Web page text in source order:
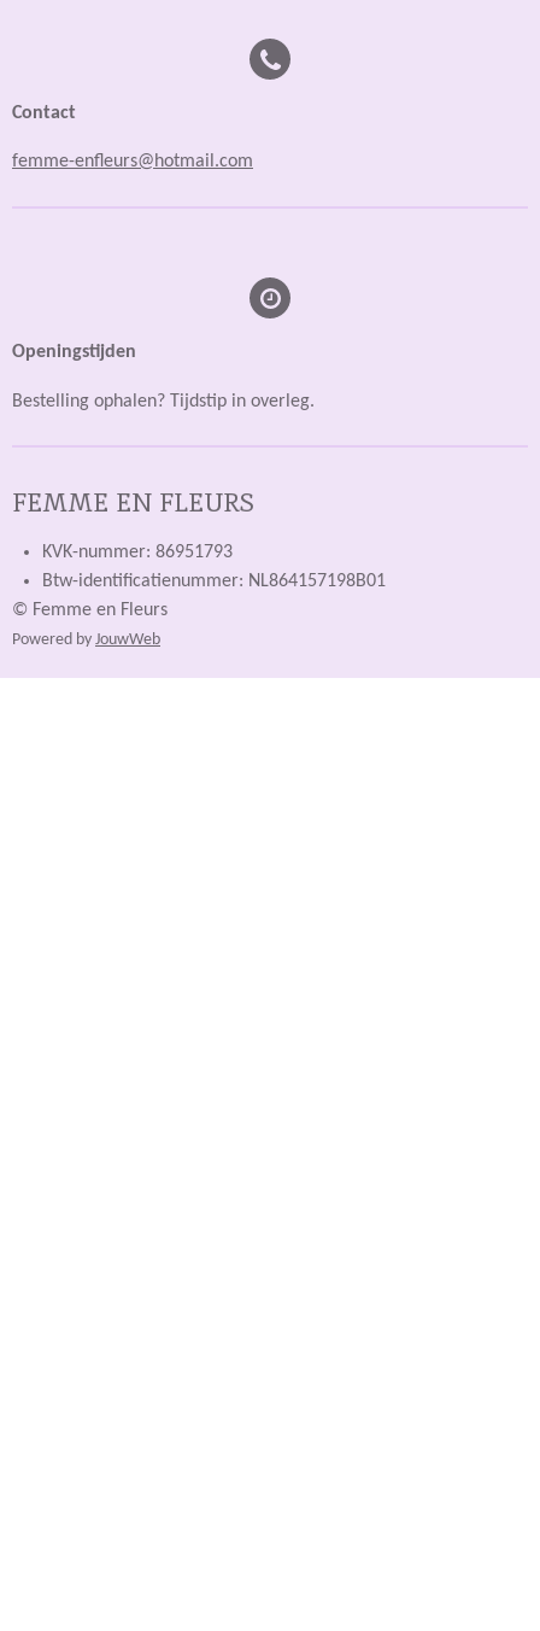
Contact
femme-enfleurs@hotmail.com
Openingstijden
Bestelling ophalen? Tijdstip in overleg.
FEMME EN FLEURS
KVK-nummer: 86951793
Btw-identificatienummer: NL864157198B01
© Femme en Fleurs
Powered by JouwWeb